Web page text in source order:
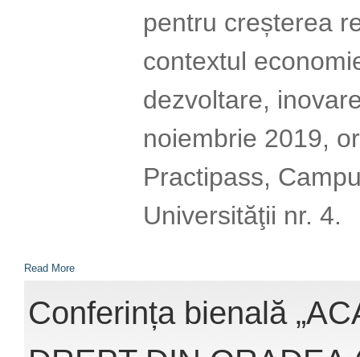
pentru creșterea
contextul
dezvoltare,
noiembrie 2019,
Practipass,
Universităţii nr. 4.
Read More
Conferința bienală